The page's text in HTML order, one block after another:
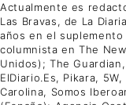
Actualmente es
Las Bravas, de La
años en el suplemento
columnista en The
Unidos); The
ElDiario.Es, Pikara,
Carolina, Somos